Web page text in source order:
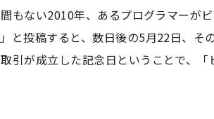
もない2010年、あるプログラマーが
と投稿すると、数日後の5月22日、そ
引が成立した記念日ということで、